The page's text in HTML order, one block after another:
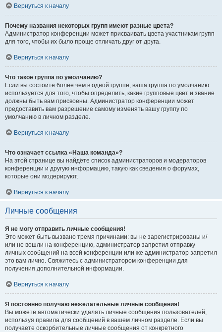
Вернуться к началу
Почему названия некоторых групп имеют разные цвета?
Администратор конференции может присваивать цвета участникам групп
для того, чтобы их было проще отличать друг от друга.
Вернуться к началу
Что такое группа по умолчанию?
Если вы состоите более чем в одной группе, ваша группа по умолчанию
используется для того, чтобы определить, какие групповые цвет и звание
должны быть вам присвоены. Администратор конференции может
предоставить вам разрешение самому изменять вашу группу по
умолчанию в личном разделе.
Вернуться к началу
Что означает ссылка «Наша команда»?
На этой странице вы найдёте список администраторов и модераторов
конференции и другую информацию, такую как сведения о форумах,
которые они модерируют.
Вернуться к началу
Личные сообщения
Я не могу отправить личные сообщения!
Это может быть вызвано тремя причинами: вы не зарегистрированы и/
или не вошли на конференцию, администратор запретил отправку
личных сообщений на всей конференции или же администратор запретил
это вам лично. Свяжитесь с администратором конференции для
получения дополнительной информации.
Вернуться к началу
Я постоянно получаю нежелательные личные сообщения!
Вы можете автоматически удалять личные сообщения пользователей,
используя правила для сообщений в вашем личном разделе. Если вы
получаете оскорбительные личные сообщения от конкретного